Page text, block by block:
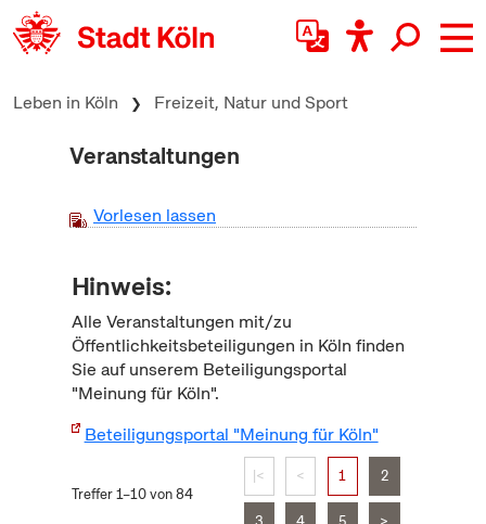
zum Inhalt springen
Leben in Köln Freizeit, Natur und Sport
Veranstaltungen
Vorlesen lassen
Hinweis:
Alle Veranstaltungen mit/zu
Öffentlichkeitsbeteiligungen in Köln finden
Sie auf unserem Beteiligungsportal
"Meinung für Köln".
Beteiligungsportal "Meinung für Köln"
Treffer 1–10 von 84
|< < 1 2